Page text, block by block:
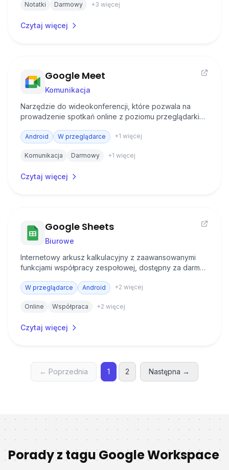
Notatki Darmowy +3 więcej
Czytaj więcej
Google Meet
Komunikacja
Narzędzie do wideokonferencji, które pozwala na
prowadzenie spotkań online z poziomu przeglądarki
dodatkowego oprogramowania.
Android W przeglądarce +1 więcej
Komunikacja Darmowy +1 więcej
Czytaj więcej
Google Sheets
Biurowe
Internetowy arkusz kalkulacyjny z zaawansowanymi
funkcjami współpracy zespołowej, dostępny za darmo
Workspace.
W przeglądarce Android +2 więcej
Online Współpraca +2 więcej
Czytaj więcej
← Poprzednia 1 2 Następna →
Porady z taguGoogle Workspace